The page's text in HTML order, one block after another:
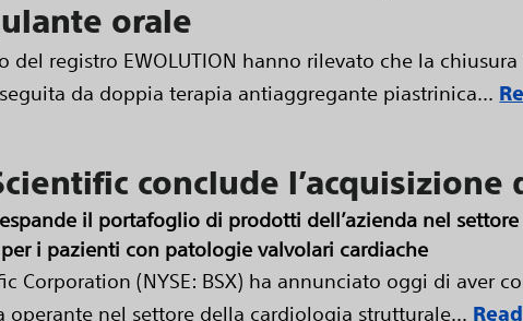
orale
del registro EWOLUTION hanno rilevato che la
da doppia terapia antiaggregante piastrinica...
conclude l’acquisizione
espande il portafoglio di prodotti dell’azienda nel
i pazienti con patologie valvolari cardiache
Corporation (NYSE: BSX) ha annunciato oggi di aver
operante nel settore della cardiologia strutturale...